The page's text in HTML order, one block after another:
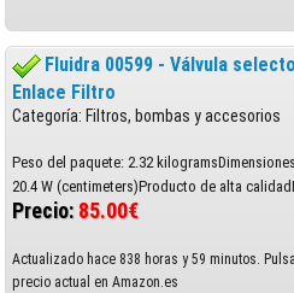
Fluidra 00599 - Válvula
Enlace Filtro
Categoría: Filtros, bombas y accesorios
Peso del paquete: 2.32
20.4 W (centimeters)Producto de alta
Precio: 85.00€
Actualizado hace 838 horas y 59 minutos.
precio actual en Amazon.es